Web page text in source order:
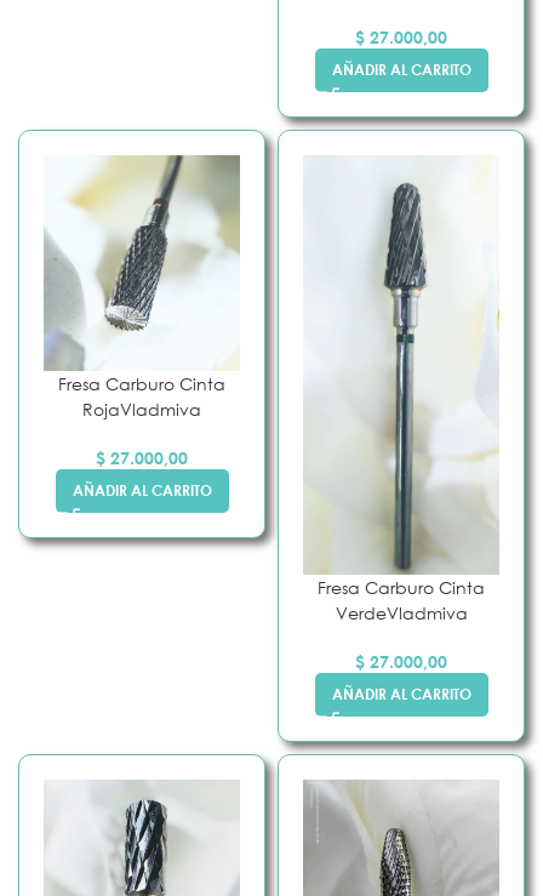
$ 27.000,00
AÑADIR AL CARRITO
Fresa Carburo Cinta
RojaVladmiva
$ 27.000,00
AÑADIR AL CARRITO
Fresa Carburo Cinta
VerdeVladmiva
$ 27.000,00
AÑADIR AL CARRITO